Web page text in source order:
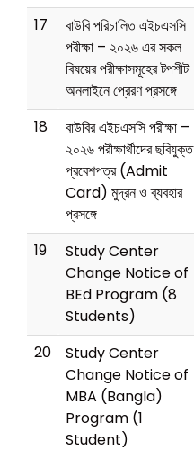
17
বাউবি পরিচালিত এইচএসসি
পরীক্ষা – ২০২৬ এর সকল
বিষয়ের পরীক্ষাসমূহের টপশীট
অনলাইনে প্রেরণ প্রসঙ্গে
18
বাউবির এইচএসসি পরীক্ষা –
২০২৬ পরীক্ষার্থীদের ছবিযুক্ত
প্রবেশপত্র (Admit
Card) মুদ্রন ও ব্যবহার
প্রসঙ্গে
19
Study Center
Change Notice of
BEd Program (8
Students)
20
Study Center
Change Notice of
MBA (Bangla)
Program (1
Student)